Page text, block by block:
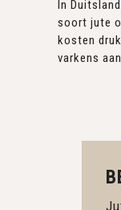
In
soort jute
kosten
varkens